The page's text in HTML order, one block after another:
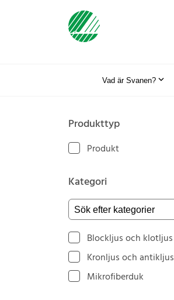
Vad är Svanen?
Produkttyp
Produkt
Kategori
Sök efter kategorier
Blockljus och klotljus
Kronljus och antikljus
Mikrofiberduk